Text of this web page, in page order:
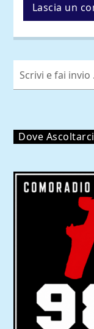
Dove Ascoltarci